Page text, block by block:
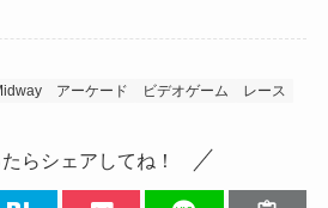
アーケード ビデオゲーム レース
らシェアしてね！